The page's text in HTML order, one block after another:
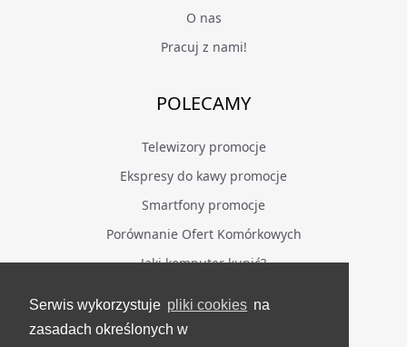
Serwis wykorzystuje pliki cookies na
zasadach określonych w
O nas
Pracuj z nami!
POLECAMY
Telewizory promocje
Ekspresy do kawy promocje
Smartfony promocje
Porównanie Ofert Komórkowych
Jaki komputer kupić?
BĄDŹ NA BIEŻĄCO